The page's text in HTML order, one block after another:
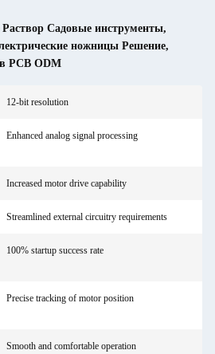
Садовые инструменты,
ножницы Решение,
PCB ODM
12-bit resolution
Enhanced analog signal processing
Increased motor drive capability
Streamlined external circuitry requirements
100% startup success rate
Precise tracking of motor position
Smooth and comfortable operation